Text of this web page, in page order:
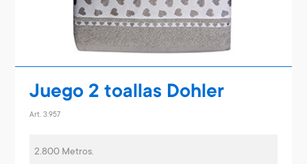
Juego 2 toallas Dohler
Art. 3.957
2.800 Metros.